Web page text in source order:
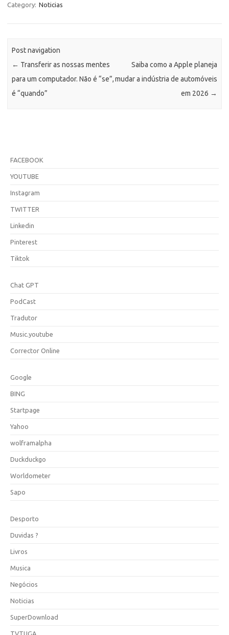
Category: Noticias
Post navigation
← Transferir as nossas mentes
para um computador. Não é “se”,
é “quando”
Saiba como a Apple planeja
mudar a indústria de automóveis
em 2026 →
FACEBOOK
YOUTUBE
Instagram
TWITTER
Linkedin
Pinterest
Tiktok
Chat GPT
PodCast
Tradutor
Music.youtube
Corrector Online
Google
BING
Startpage
Yahoo
wolframalpha
Duckduckgo
Worldometer
Sapo
Desporto
Duvidas ?
Livros
Musica
Negócios
Noticias
SuperDownload
TVTUGA